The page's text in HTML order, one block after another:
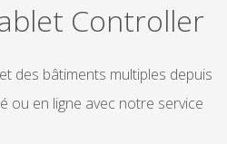
Controller
des bâtiments multiples depuis
ou en ligne avec notre service